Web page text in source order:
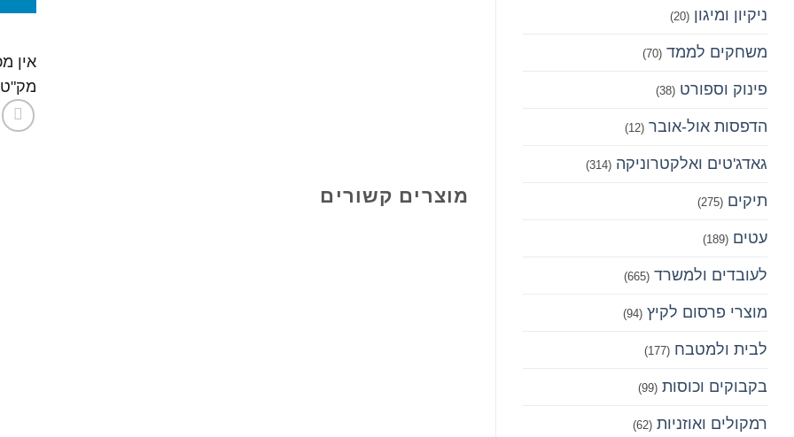
ניקיון ומיגון (20)
משחקים לממד (70)
פינוק וספורט (38)
הדפסות אול-אובר (12)
גאדג'טים ואלקטרוניקה (314)
תיקים (275)
עטים (189)
לעובדים ולמשרד (665)
מוצרי פרסום לקיץ (94)
לבית ולמטבח (177)
בקבוקים וכוסות (99)
רמקולים ואוזניות (62)
אין
מוצרים קשורים